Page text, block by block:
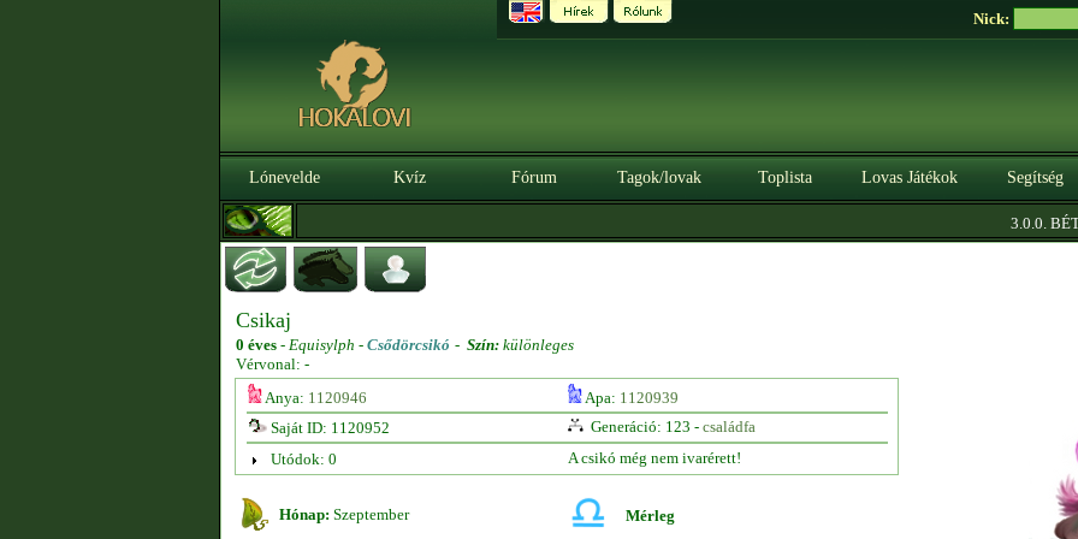
Nick:
Lónevelde Kvíz Fórum Tagok/lovak Toplista Lovas Játékok Segítség
3.0.0. BÉTA
Csikaj
0 éves - Equisylph - Csődörcsikó - Szín: különleges
Vérvonal: -
Anya: 1120946 Apa: 1120939
Saját ID: 1120952
Generáció: 123 - családfa
Utódok: 0
A csikó még nem ivarérett!
Hónap: Szeptember Mérleg